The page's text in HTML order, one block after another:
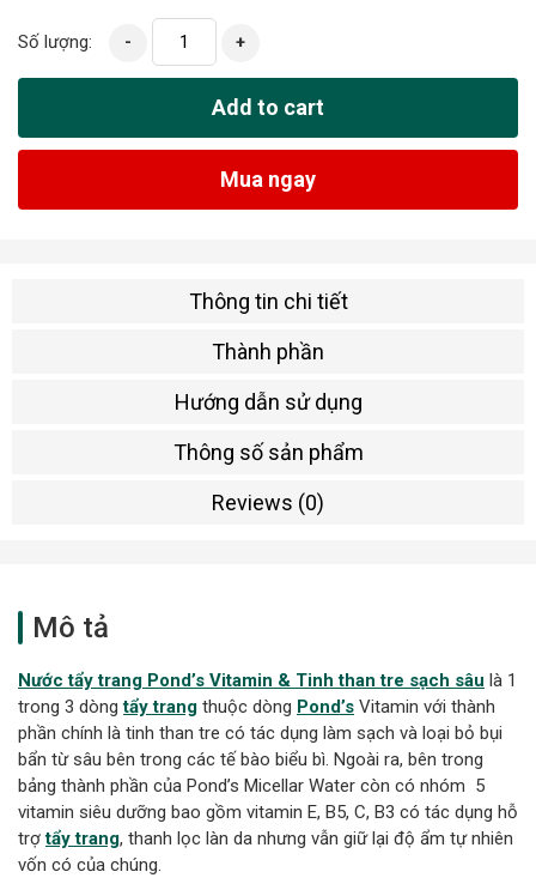
Số lượng: - +
Add to cart
Mua ngay
Thông tin chi tiết
Thành phần
Hướng dẫn sử dụng
Thông số sản phẩm
Reviews (0)
Mô tả
Nước tẩy trang Pond’s Vitamin & Tinh than tre sạch sâu là 1
trong 3 dòngtẩy trang thuộc dòng Pond’s Vitamin với thành
phần chính là tinh than tre có tác dụng làm sạch và loại bỏ bụi
bẩn từ sâu bên trong các tế bào biểu bì. Ngoài ra, bên trong
bảng thành phần của Pond’s Micellar Water còn có nhóm 5
vitamin siêu dưỡng bao gồm vitamin E, B5, C, B3 có tác dụng hỗ
trợtẩy trang, thanh lọc làn da nhưng vẫn giữ lại độ ẩm tự nhiên
vốn có của chúng.